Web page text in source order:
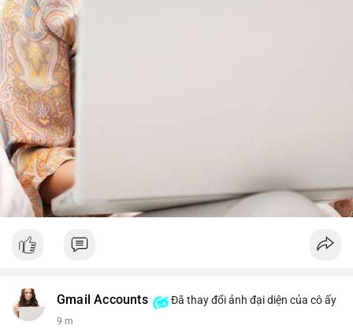
Gmail Accounts Đã thay đổi ảnh đại diện của cô ấy
9 m